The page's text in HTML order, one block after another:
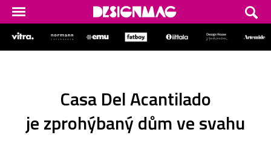
Casa Del Acantilado
je zprohýbaný dům ve svahu